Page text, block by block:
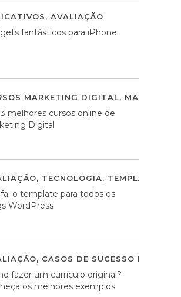
, AVALIAÇÃO
fantásticos para iPhone
MARKETING DIGITAL,
melhores cursos online de
Digital
, TECNOLOGIA, TEMPLATES
o template para todos os
WordPress
, CASOS DE SUCESSO DE
fazer um currículo original?
os melhores exemplos